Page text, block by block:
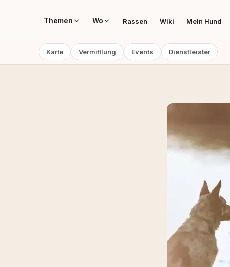
Themen Wo Rassen Wiki Mein Hund
Karte Vermittlung Events Dienstleister